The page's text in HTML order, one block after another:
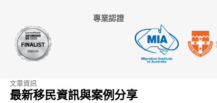
專業認證
文章資訊
最新移民資訊與案例分享